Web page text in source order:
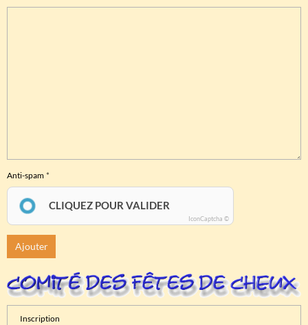
Anti-spam
CLIQUEZ POUR VALIDER
IconCaptcha ©
Ajouter
Inscription